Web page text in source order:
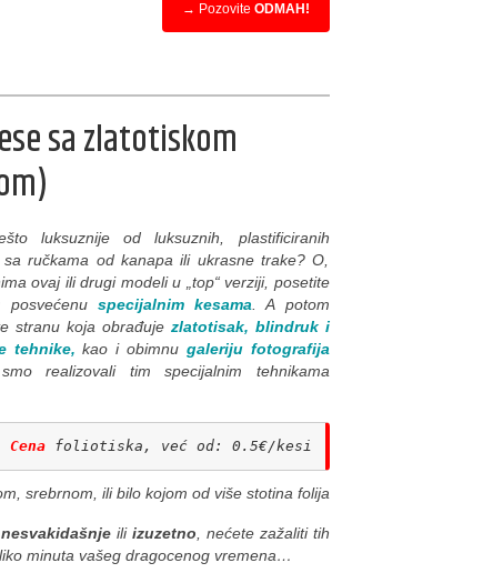
→ Pozovite ODMAH!
sa zlatotiskom
luksuznije od luksuznih, plastificiranih
ručkama od kanapa ili ukrasne trake? O,
ovaj ili drugi modeli u „top“ verziji, posetite
posvećenu specijalnim kesama . A potom
stranu koja obrađuje zlatotisak, blindruk i
tehnike, kao i obimnu galeriju fotografija
realizovali tim specijalnim tehnikama
Cena foliotiska, već od: 0.5€/kesi
srebrnom, ili bilo kojom od više stotina folija
nesvakidašnje iliizuzetno , nećete zažaliti tih
minuta vašeg dragocenog vremena…